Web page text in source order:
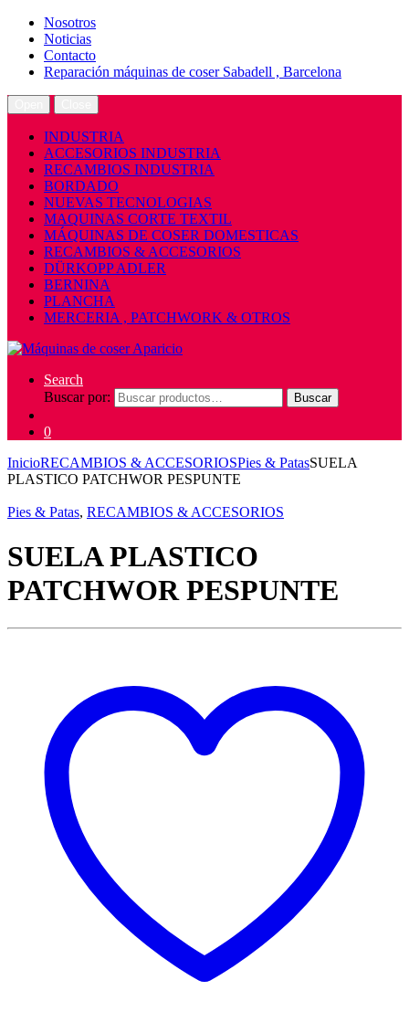
Nosotros
Noticias
Contacto
Reparación máquinas de coser Sabadell , Barcelona
INDUSTRIA
ACCESORIOS INDUSTRIA
RECAMBIOS INDUSTRIA
BORDADO
NUEVAS TECNOLOGIAS
MAQUINAS CORTE TEXTIL
MÁQUINAS DE COSER DOMESTICAS
RECAMBIOS & ACCESORIOS
DÜRKOPP ADLER
BERNINA
PLANCHA
MERCERIA , PATCHWORK & OTROS
Search
Buscar por:
Buscar
0
InicioRECAMBIOS & ACCESORIOSPies & PatasSUELA
PLASTICO PATCHWOR PESPUNTE
Pies & Patas, RECAMBIOS & ACCESORIOS
SUELA PLASTICO
PATCHWOR PESPUNTE